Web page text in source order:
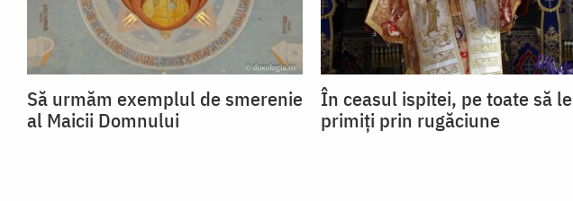
Să urmăm exemplul de smerenie
al Maicii Domnului
În ceasul ispitei, pe toate să le
primiți prin rugăciune